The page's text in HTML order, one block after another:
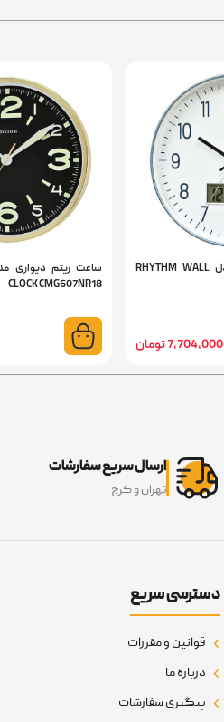
ساعت ریتم دیواری مدل RHYTHM WALL
7,704,000 تومان
CLOCK CMG607NR18
ارسال سریع سفارشات
تهران و کرج
دسترسی سریع
قوانین و مقررات
درباره ما
پیگیری سفارشات